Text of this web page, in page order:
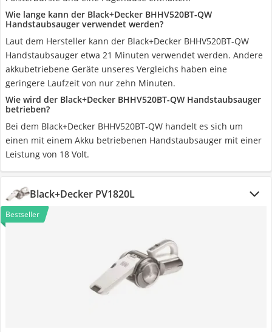
Wie lange kann der Black+Decker BHHV520BT-QW
Handstaubsauger verwendet werden?
Laut dem Hersteller kann der Black+Decker BHHV520BT-QW
Handstaubsauger etwa 21 Minuten verwendet werden. Andere
akkubetriebene Geräte unseres Vergleichs haben eine
geringere Laufzeit von nur zehn Minuten.
Wie wird der Black+Decker BHHV520BT-QW Handstaubsauger
betrieben?
Bei dem Black+Decker BHHV520BT-QW handelt es sich um
einen mit einem Akku betriebenen Handstaubsauger mit einer
Leistung von 18 Volt.
Black+Decker PV1820L
Bestseller